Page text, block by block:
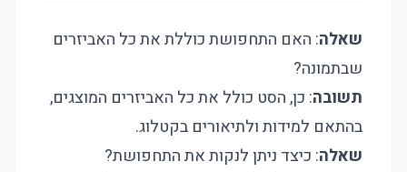
שאלה: האם התחפושת כוללת את כל האביזרים
שבתמונה?
תשובה: כן, הסט כולל את כל האביזרים המוצגים,
בהתאם למידות ולתיאורים בקטלוג.
שאלה: כיצד ניתן לנקות את התחפושת?